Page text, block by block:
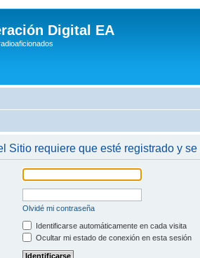
Digital EA
Sitio requiere que esté registrado y
Olvidé mi contraseña
Identificarse automáticamente en cada visita
Ocultar mi estado de conexión en esta sesión